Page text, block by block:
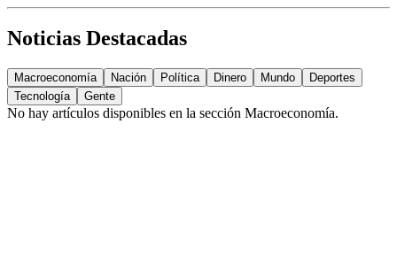
Noticias Destacadas
Macroeconomía Nación Política Dinero Mundo
Deportes
Tecnología
Gente
No hay artículos disponibles en la sección Macroeconomía.